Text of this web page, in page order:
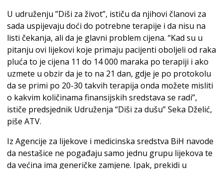
U udruženju ”Diši za život”, ističu da njihovi članovi za
sada uspijevaju doći do potrebne terapije i da nisu na
listi čekanja, ali da je glavni problem cijena. “Kad su u
pitanju ovi lijekovi koje primaju pacijenti oboljeli od raka
pluća to je cijena 11 do 14 000 maraka po terapiji i ako
uzmete u obzir da je to na 21 dan, gdje je po protokolu
da se primi po 20-30 takvih terapija onda možete misliti
o kakvim količinama finansijskih sredstava se radi”,
ističe predsjednik Udruženja “Diši za dušu” Seka Dželić,
piše ATV.
Iz Agencije za lijekove i medicinska sredstva BiH navode
da nestašice ne pogađaju samo jednu grupu lijekova te
da većina ima generičke zamjene. Ipak, prekidi u